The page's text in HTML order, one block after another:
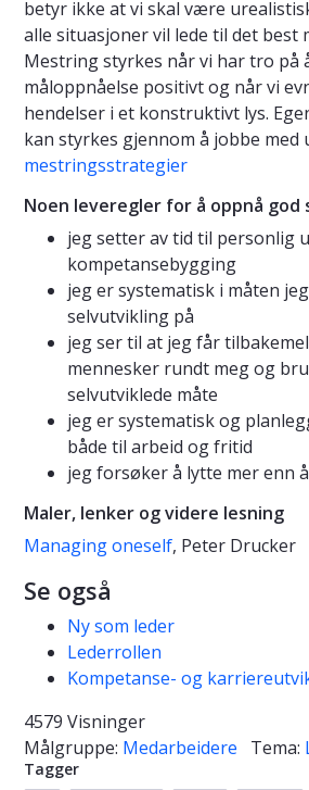
betyr ikke at vi skal være
alle situasjoner vil lede til det best
Mestring styrkes når vi har tro på
måloppnåelse positivt og når vi
hendelser i et konstruktivt lys.
kan styrkes gjennom å jobbe med
mestringsstrategier
Noen leveregler for å oppnå god
jeg setter av tid til personlig
kompetansebygging
jeg er systematisk i måten
selvutvikling på
jeg ser til at jeg får
mennesker rundt meg og
selvutviklede måte
jeg er systematisk og
både til arbeid og fritid
jeg forsøker å lytte mer enn
Maler, lenker og videre lesning
Managing oneself, Peter Drucker
Se også
Ny som leder
Lederrollen
Kompetanse- og
4579 Visninger
Målgruppe: Medarbeidere Tema:
Tagger